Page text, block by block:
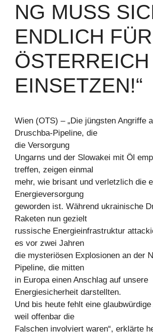
NG MUSS
ENDLICH FÜR
ÖSTERREICH
EINSETZEN!“
Wien (OTS) – „Die jüngsten Angriffe
Druschba-Pipeline, die
die Versorgung
Ungarns und der Slowakei mit Öl
treffen, zeigen einmal
mehr, wie brisant und verletzlich die
Energieversorgung
geworden ist. Während ukrainische
Raketen nun gezielt
russische Energieinfrastruktur
es vor zwei Jahren
die mysteriösen Explosionen an der
Pipeline, die mitten
in Europa einen Anschlag auf unsere
Energiesicherheit darstellten.
Und bis heute fehlt eine
weil offenbar die
Falschen involviert waren“, erklärte